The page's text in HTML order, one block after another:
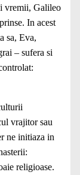
vremii, Galileo
In acest
sa, Eva,
– sufera si
vrajitor sau
ne initiaza in
religioase.